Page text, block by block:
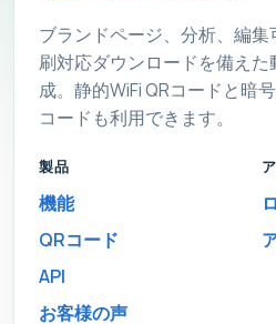
ブランドページ、分析、編
刷対応ダウンロードを備えた
成。静的WiFi QRコードと暗
コードも利用できます。
製品
機能
QRコード
API
お客様の声